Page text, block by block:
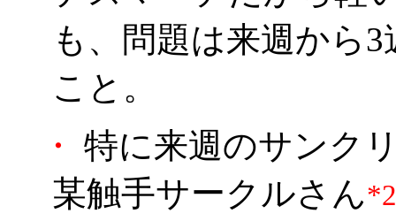
も、問題は来週から
こと。
・
特に来週のサンク
某触手サークルさん